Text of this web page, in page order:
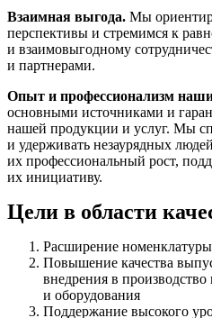
Взаимная выгода. Мы
перспективы и стремимся к
и взаимовыгодному
и партнерами.
Опыт и профессионализм
основными источниками и
нашей продукции и услуг. Мы
и удерживать незаурядных
их профессиональный рост,
их инициативу.
Цели в области
Расширение
Повышение качества
внедрения в
и оборудования
Поддержание высокого